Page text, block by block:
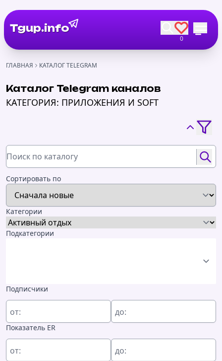
Tgup.info
0
ГЛАВНАЯ КАТАЛОГ TELEGRAM
Каталог Telegram каналов
КАТЕГОРИЯ: ПРИЛОЖЕНИЯ И SOFT
Сортировать по
Категории
Подкатегории
Подписчики
от: до:
Показатель ER
от: до: